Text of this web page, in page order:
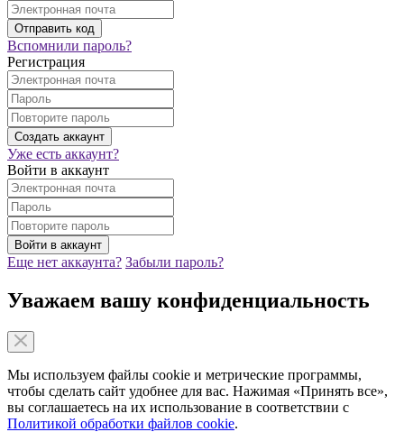
Вспомнили пароль?
Регистрация
Уже есть аккаунт?
Войти в аккаунт
Еще нет аккаунта? Забыли пароль?
Уважаем вашу конфиденциальность
Мы используем файлы cookie и метрические программы,
чтобы сделать сайт удобнее для вас. Нажимая «Принять все»,
вы соглашаетесь на их использование в соответствии с
Политикой обработки файлов cookie.